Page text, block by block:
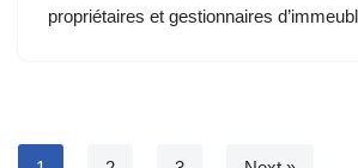
propriétaires et gestionnaires